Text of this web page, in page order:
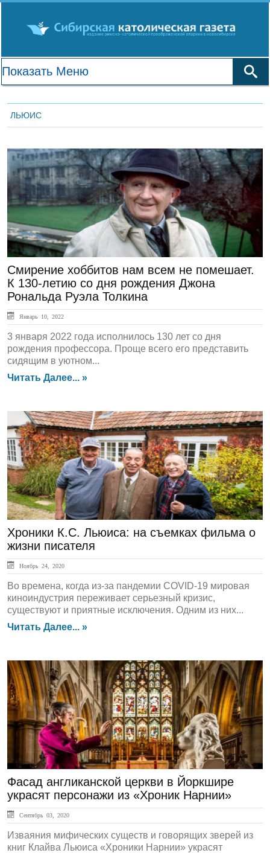
ЛЬЮИС
ЛЕНТА НОВОСТЕЙ
Смирение хоббитов нам всем не помешает.
К 130-летию со дня рождения Джона
Рональда Руэла Толкина
Январь 10, 2022
3 января 2022 года исполнилось 130 лет со дня
рождения профессора. Проще всего его представить
сидящим в уютном...
Читать Далее... »
Культура
Хроники К.С. Льюиса: на съемках фильма о
жизни писателя
Ноябрь 24, 2020
Во времена, когда из-за пандемии COVID-19 мировая
киноиндустрия переживает серьезный кризис,
существуют и приятные исключения. Одним из них...
Читать Далее... »
ЛЕНТА НОВОСТЕЙ
Фасад англиканской церкви в Йоркшире
украсят персонажи из «Хроник Нарнии»
Сентябрь 03, 2020
Изваяния мифических существ и говорящих зверей из
книг Клайва Льюиса «Хроники Нарнии» украсят